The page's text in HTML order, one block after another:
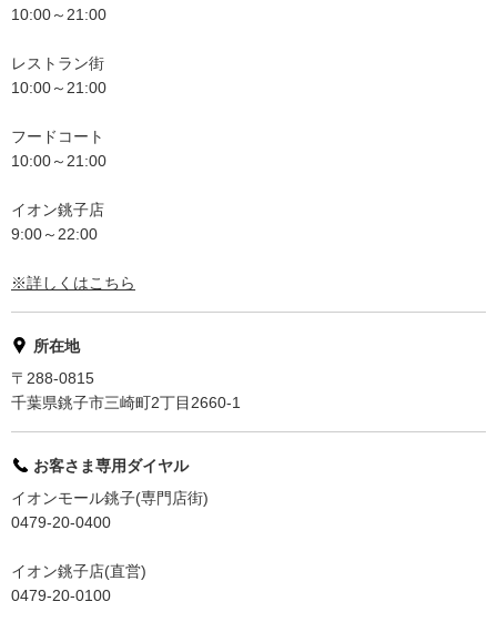
10:00～21:00
レストラン街
10:00～21:00
フードコート
10:00～21:00
イオン銚子店
9:00～22:00
※詳しくはこちら
所在地
〒288-0815
千葉県銚子市三崎町2丁目2660-1
お客さま専用ダイヤル
イオンモール銚子(専門店街)
0479-20-0400
イオン銚子店(直営)
0479-20-0100